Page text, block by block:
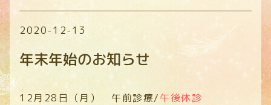
2020-12-13
年末年始のお知らせ
12月28日（月） 午前診療/午後休診